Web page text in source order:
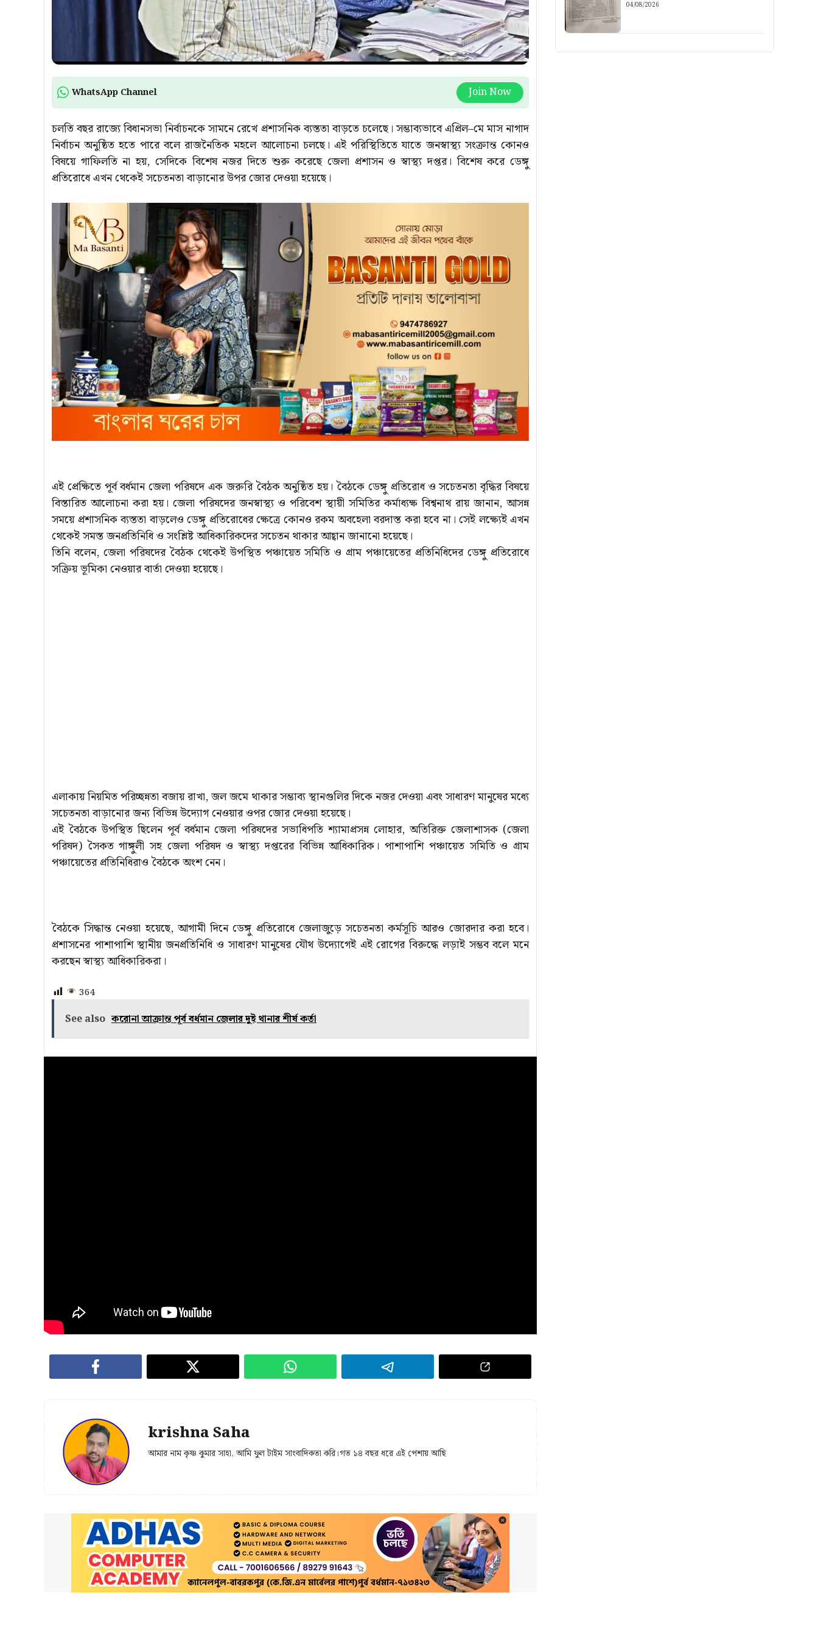
WhatsApp Channel Join Now
চলতি বছর রাজ্যে বিধানসভা নির্বাচনকে সামনে রেখে প্রশাসনিক ব্যস্ততা বাড়তে চলেছে। সম্ভাব্যভাবে এপ্রিল–মে মাস নাগাদ
নির্বাচন অনুষ্ঠিত হতে পারে বলে রাজনৈতিক মহলে আলোচনা চলছে। এই পরিস্থিতিতে যাতে জনস্বাস্থ্য সংক্রান্ত কোনও
বিষয়ে গাফিলতি না হয়, সেদিকে বিশেষ নজর দিতে শুরু করেছে জেলা প্রশাসন ও স্বাস্থ্য দপ্তর। বিশেষ করে ডেঙ্গু
প্রতিরোধে এখন থেকেই সচেতনতা বাড়ানোর উপর জোর দেওয়া হয়েছে।
এই প্রেক্ষিতে পূর্ব বর্ধমান জেলা পরিষদে এক জরুরি বৈঠক অনুষ্ঠিত হয়। বৈঠকে ডেঙ্গু প্রতিরোধ ও সচেতনতা বৃদ্ধির বিষয়ে
বিস্তারিত আলোচনা করা হয়। জেলা পরিষদের জনস্বাস্থ্য ও পরিবেশ স্থায়ী সমিতির কর্মাধ্যক্ষ বিশ্বনাথ রায় জানান, আসন্ন
সময়ে প্রশাসনিক ব্যস্ততা বাড়লেও ডেঙ্গু প্রতিরোধের ক্ষেত্রে কোনও রকম অবহেলা বরদাস্ত করা হবে না। সেই লক্ষ্যেই এখন
থেকেই সমস্ত জনপ্রতিনিধি ও সংশ্লিষ্ট আধিকারিকদের সচেতন থাকার আহ্বান জানানো হয়েছে।
তিনি বলেন, জেলা পরিষদের বৈঠক থেকেই উপস্থিত পঞ্চায়েত সমিতি ও গ্রাম পঞ্চায়েতের প্রতিনিধিদের ডেঙ্গু প্রতিরোধে
সক্রিয় ভূমিকা নেওয়ার বার্তা দেওয়া হয়েছে।
এলাকায় নিয়মিত পরিচ্ছন্নতা বজায় রাখা, জল জমে থাকার সম্ভাব্য স্থানগুলির দিকে নজর দেওয়া এবং সাধারণ মানুষের মধ্যে
সচেতনতা বাড়ানোর জন্য বিভিন্ন উদ্যোগ নেওয়ার ওপর জোর দেওয়া হয়েছে।
এই বৈঠকে উপস্থিত ছিলেন পূর্ব বর্ধমান জেলা পরিষদের সভাধিপতি শ্যামাপ্রসন্ন লোহার, অতিরিক্ত জেলাশাসক (জেলা
পরিষদ) সৈকত গাঙ্গুলী সহ জেলা পরিষদ ও স্বাস্থ্য দপ্তরের বিভিন্ন আধিকারিক। পাশাপাশি পঞ্চায়েত সমিতি ও গ্রাম
পঞ্চায়েতের প্রতিনিধিরাও বৈঠকে অংশ নেন।
বৈঠকে সিদ্ধান্ত নেওয়া হয়েছে, আগামী দিনে ডেঙ্গু প্রতিরোধে জেলাজুড়ে সচেতনতা কর্মসূচি আরও জোরদার করা হবে।
প্রশাসনের পাশাপাশি স্থানীয় জনপ্রতিনিধি ও সাধারণ মানুষের যৌথ উদ্যোগেই এই রোগের বিরুদ্ধে লড়াই সম্ভব বলে মনে
করছেন স্বাস্থ্য আধিকারিকরা।
364
See also করোনা আক্রান্ত পূর্ব বর্ধমান জেলার দুই থানার শীর্ষ কর্তা
krishna Saha
আমার নাম কৃষ্ণ কুমার সাহা, আমি ফুল টাইম সাংবাদিকতা করি।গত ১৪ বছর ধরে এই পেশায় আছি
04/08/2026